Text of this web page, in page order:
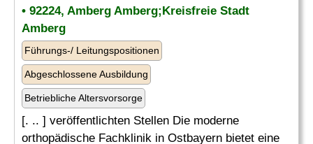
• 92224, Amberg Amberg;Kreisfreie Stadt
Amberg
Führungs-/ Leitungspositionen
Abgeschlossene Ausbildung
Betriebliche Altersvorsorge
[. .. ] veröffentlichten Stellen Die moderne
orthopädische Fachklinik in Ostbayern bietet eine